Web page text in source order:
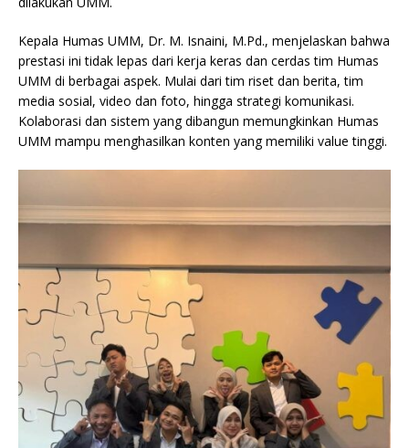
Kepala Humas UMM, Dr. M. Isnaini, M.Pd., menjelaskan bahwa
prestasi ini tidak lepas dari kerja keras dan cerdas tim Humas
UMM di berbagai aspek. Mulai dari tim riset dan berita, tim
media sosial, video dan foto, hingga strategi komunikasi.
Kolaborasi dan sistem yang dibangun memungkinkan Humas
UMM mampu menghasilkan konten yang memiliki value tinggi.